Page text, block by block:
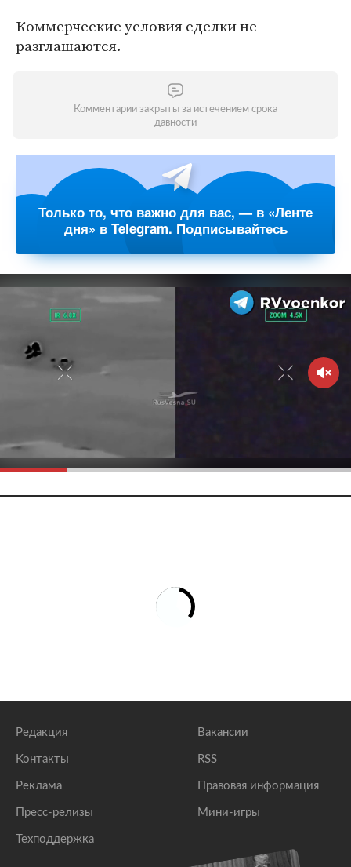
Коммерческие условия сделки не
разглашаются.
Комментарии закрыты за истечением срока
давности
Только то, что важно для вас, — в «Ленте
дня» в Telegram. Подписывайтесь
Редакция
Контакты
Реклама
Пресс-релизы
Техподдержка
Вакансии
RSS
Правовая информация
Мини-игры